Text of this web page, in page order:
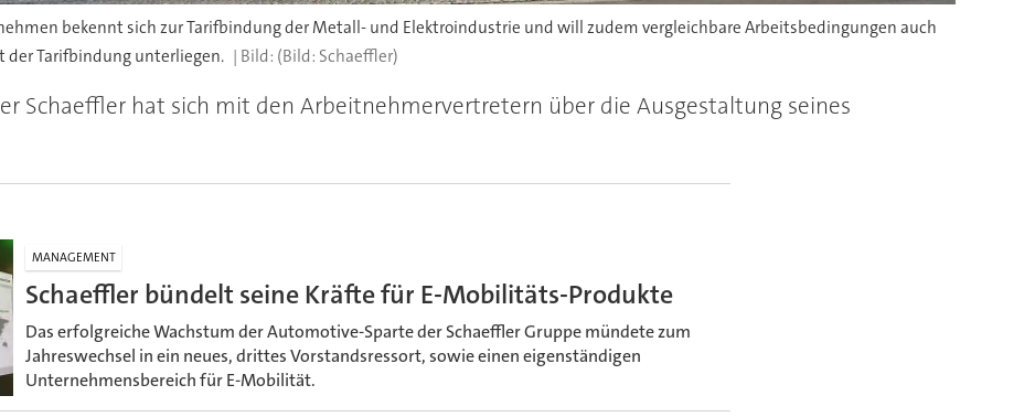
bekennt sich zur Tarifbindung der Metall- und Elektroindustrie und will zudem vergleichbare Arbeitsbedingungen auch
der Tarifbindung unterliegen.
(Bild: Schaeffler)
Schaeffler hat sich mit den Arbeitnehmervertretern über die Ausgestaltung seines
MANAGEMENT
Schaeffler bündelt seine Kräfte für E-Mobilitäts-Produkte
Das erfolgreiche Wachstum der Automotive-Sparte der Schaeffler Gruppe mündete zum
Jahreswechsel in ein neues, drittes Vorstandsressort, sowie einen eigenständigen
Unternehmensbereich für E-Mobilität.